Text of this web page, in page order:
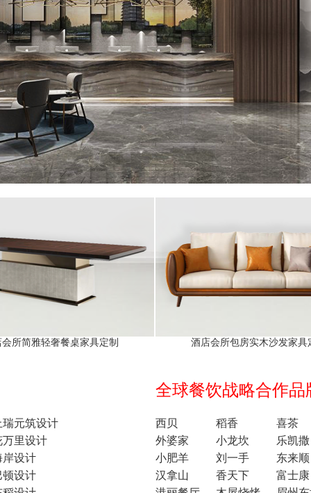
所简雅轻奢餐桌家具定制 酒店会所包房实木沙发家具
瑞元筑设计
万里设计
岸设计
顿设计
全球餐饮战略合作品
西贝 稻香
喜茶
外婆家
小龙坎
乐凯撒
小肥羊
刘一手
东来顺
汉拿山
香天下
富士康